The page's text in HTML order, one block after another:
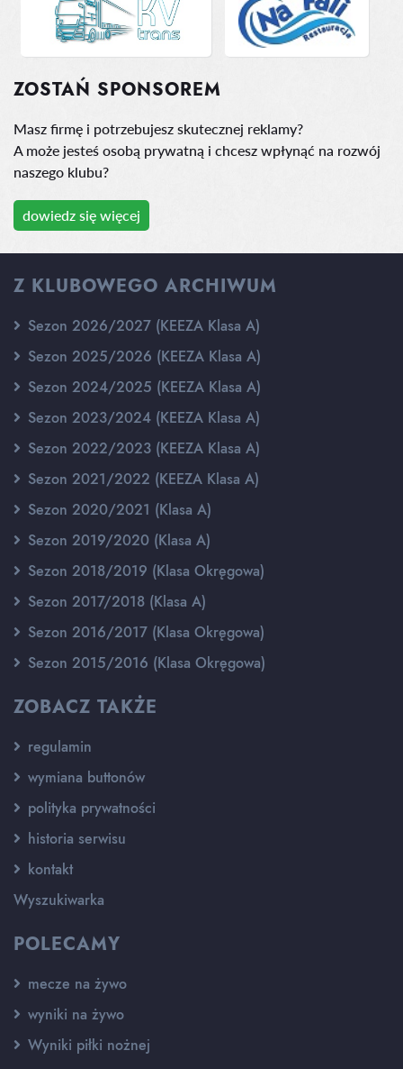
ZOSTAŃ SPONSOREM
Masz firmę i potrzebujesz skutecznej reklamy?
A może jesteś osobą prywatną i chcesz wpłynąć na rozwój
naszego klubu?
dowiedz się więcej
Z KLUBOWEGO ARCHIWUM
Sezon 2026/2027 (KEEZA Klasa A)
Sezon 2025/2026 (KEEZA Klasa A)
Sezon 2024/2025 (KEEZA Klasa A)
Sezon 2023/2024 (KEEZA Klasa A)
Sezon 2022/2023 (KEEZA Klasa A)
Sezon 2021/2022 (KEEZA Klasa A)
Sezon 2020/2021 (Klasa A)
Sezon 2019/2020 (Klasa A)
Sezon 2018/2019 (Klasa Okręgowa)
Sezon 2017/2018 (Klasa A)
Sezon 2016/2017 (Klasa Okręgowa)
Sezon 2015/2016 (Klasa Okręgowa)
ZOBACZ TAKŻE
regulamin
wymiana buttonów
polityka prywatności
historia serwisu
kontakt
Wyszukiwarka
POLECAMY
mecze na żywo
wyniki na żywo
Wyniki piłki nożnej